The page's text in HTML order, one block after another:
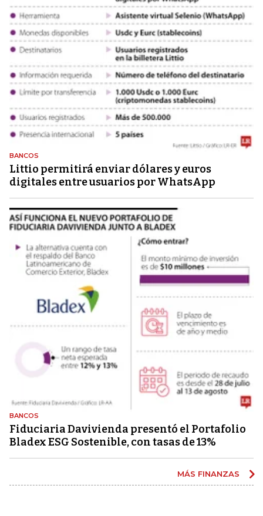
BANCOS
Littio permitirá enviar dólares y euros
digitales entre usuarios por WhatsApp
BANCOS
Fiduciaria Davivienda presentó el Portafolio
Bladex ESG Sostenible, con tasas de 13%
MÁS FINANZAS